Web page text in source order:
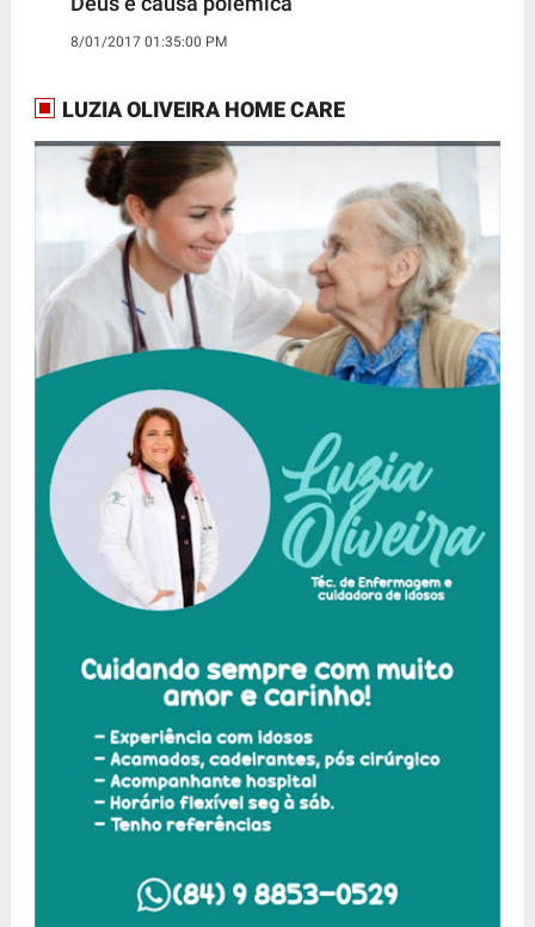
8/01/2017 01:35:00 PM
LUZIA OLIVEIRA HOME CARE